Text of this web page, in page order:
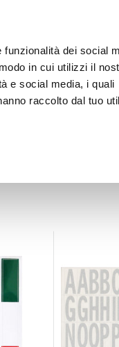
dei social
in cui utilizzi il
e social media, i quali
raccolto dal tuo